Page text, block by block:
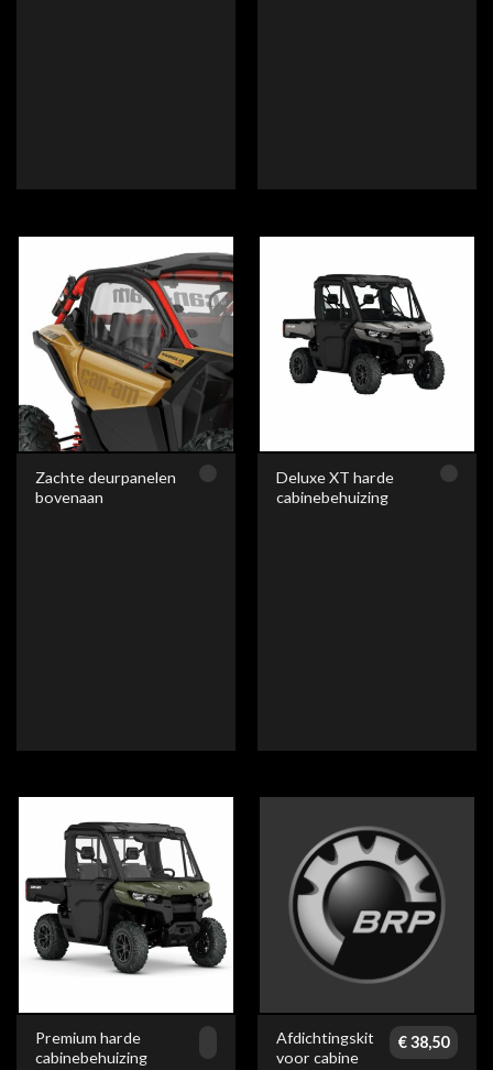
Zachte deurpanelen
bovenaan
Deluxe XT harde
cabinebehuizing
Premium harde
cabinebehuizing
Afdichtingskit
voor cabine
€38,50